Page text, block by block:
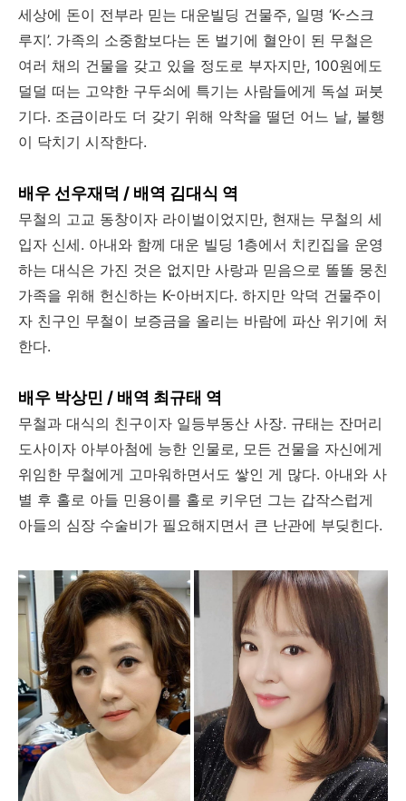
세상에 돈이 전부라 믿는 대운빌딩 건물주, 일명 ‘K-스크
루지’. 가족의 소중함보다는 돈 벌기에 혈안이 된 무철은
여러 채의 건물을 갖고 있을 정도로 부자지만, 100원에도
덜덜 떠는 고약한 구두쇠에 특기는 사람들에게 독설 퍼붓
기다. 조금이라도 더 갖기 위해 악착을 떨던 어느 날, 불행
이 닥치기 시작한다.
배우 선우재덕 / 배역 김대식 역
무철의 고교 동창이자 라이벌이었지만, 현재는 무철의 세
입자 신세. 아내와 함께 대운 빌딩 1층에서 치킨집을 운영
하는 대식은 가진 것은 없지만 사랑과 믿음으로 똘똘 뭉친
가족을 위해 헌신하는 K-아버지다. 하지만 악덕 건물주이
자 친구인 무철이 보증금을 올리는 바람에 파산 위기에 처
한다.
배우 박상민 / 배역 최규태 역
무철과 대식의 친구이자 일등부동산 사장. 규태는 잔머리
도사이자 아부아첨에 능한 인물로, 모든 건물을 자신에게
위임한 무철에게 고마워하면서도 쌓인 게 많다. 아내와 사
별 후 홀로 아들 민용이를 홀로 키우던 그는 갑작스럽게
아들의 심장 수술비가 필요해지면서 큰 난관에 부딪힌다.